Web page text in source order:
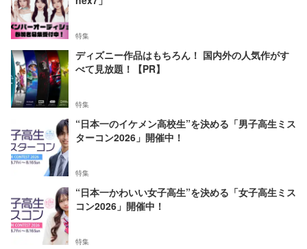
特集
ディズニー作品はもちろん！ 国内外の人気作がす
べて見放題！【PR】
特集
“日本一のイケメン高校生”を決める「男子高生ミス
ターコン2026」開催中！
特集
“日本一かわいい女子高生”を決める「女子高生ミス
コン2026」開催中！
特集